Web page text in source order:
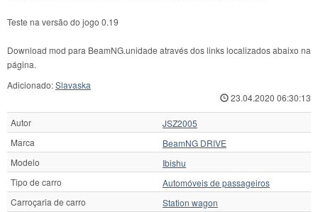
Teste na versão do jogo 0.19
Download mod para BeamNG.unidade através dos links localizados abaixo na
página.
Adicionado:Slavaska
23.04.2020 06:30:13
Autor
JSZ2005
Marca
BeamNG DRIVE
Modelo
Ibishu
Tipo de carro
Automóveis de passageiros
Carroçaria de carro
Station wagon